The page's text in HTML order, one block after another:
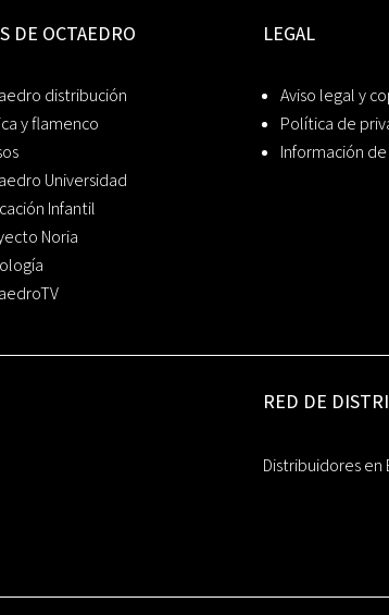
DE OCTAEDRO
distribución
y flamenco
Universidad
Infantil
Noria
LEGAL
Aviso legal y
Política de
Información
RED DE
Distribuidores en